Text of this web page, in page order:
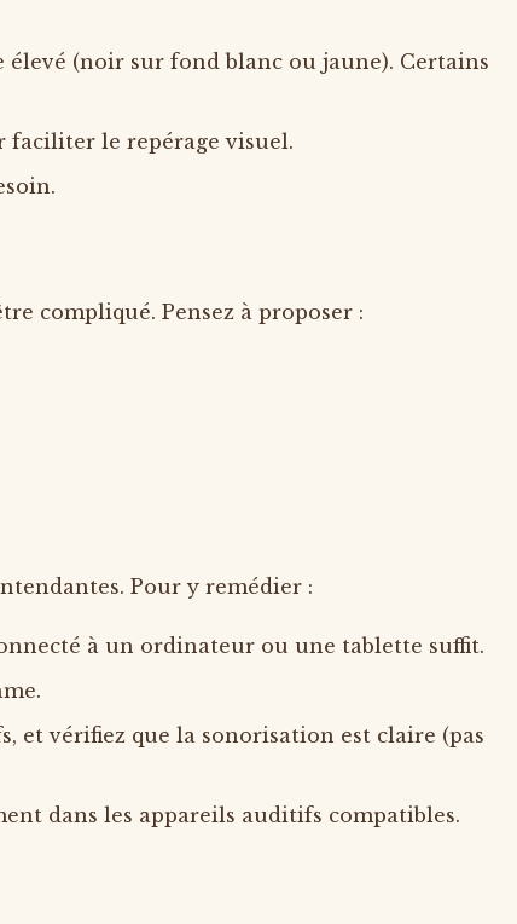
élevé (noir sur fond blanc ou jaune). Certains
faciliter le repérage visuel.
compliqué. Pensez à proposer :
Pour y remédier :
à un ordinateur ou une tablette suffit.
et vérifiez que la sonorisation est claire (pas
dans les appareils auditifs compatibles.